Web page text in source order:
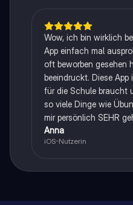
Wow, ich bin wirklich
App einfach mal
oft beworben gesehen
beeindruckt. Diese
für die Schule braucht
so viele Dinge wie
mir persönlich SEHR
Anna
iOS-Nutzerin